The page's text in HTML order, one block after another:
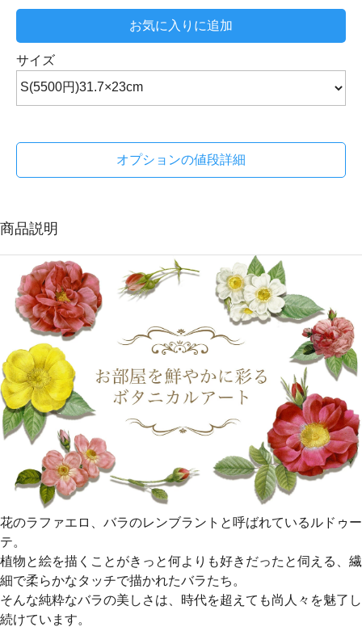
お気に入りに追加
サイズ
オプションの値段詳細
商品説明
花のラファエロ、バラのレンブラントと呼ばれているルドゥー
テ。
植物と絵を描くことがきっと何よりも好きだったと伺える、繊
細で柔らかなタッチで描かれたバラたち。
そんな純粋なバラの美しさは、時代を超えても尚人々を魅了し
続けています。